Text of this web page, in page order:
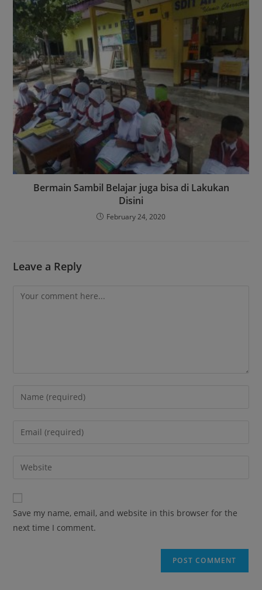
Bermain Sambil Belajar juga bisa di Lakukan
Disini
February 24, 2020
Leave a Reply
Save my name, email, and website in this browser for the
next time I comment.